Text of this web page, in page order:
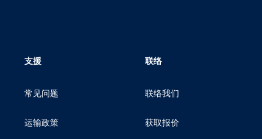
支援
常见问题
运输政策
联络
联络我们
获取报价